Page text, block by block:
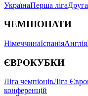
УкраїнаПерша лігаДруга
ЧЕМПІОНАТИ
НімеччинаІспаніяАнглія
ЄВРОКУБКИ
Ліга чемпіонівЛіга
конференцій